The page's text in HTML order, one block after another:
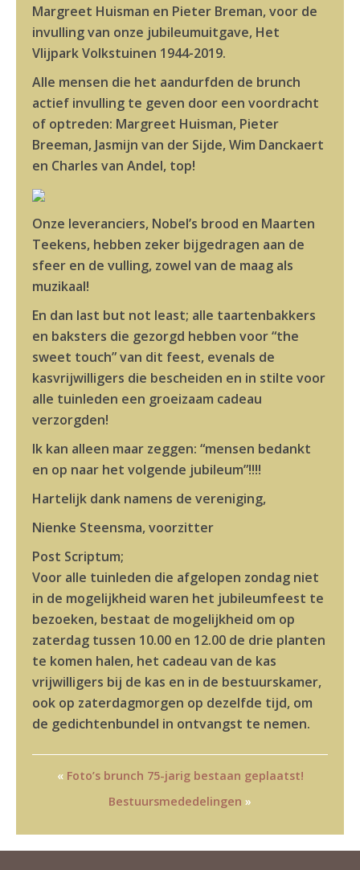
Margreet Huisman en Pieter Breman, voor de
invulling van onze jubileumuitgave, Het
Vlijpark Volkstuinen 1944-2019.
Alle mensen die het aandurfden de brunch
actief invulling te geven door een voordracht
of optreden: Margreet Huisman, Pieter
Breeman, Jasmijn van der Sijde, Wim Danckaert
en Charles van Andel, top!
Onze leveranciers, Nobel’s brood en Maarten
Teekens, hebben zeker bijgedragen aan de
sfeer en de vulling, zowel van de maag als
muzikaal!
En dan last but not least; alle taartenbakkers
en baksters die gezorgd hebben voor “the
sweet touch” van dit feest, evenals de
kasvrijwilligers die bescheiden en in stilte voor
alle tuinleden een groeizaam cadeau
verzorgden!
Ik kan alleen maar zeggen: “mensen bedankt
en op naar het volgende jubileum”!!!!
Hartelijk dank namens de vereniging,
Nienke Steensma, voorzitter
Post Scriptum;
Voor alle tuinleden die afgelopen zondag niet
in de mogelijkheid waren het jubileumfeest te
bezoeken, bestaat de mogelijkheid om op
zaterdag tussen 10.00 en 12.00 de drie planten
te komen halen, het cadeau van de kas
vrijwilligers bij de kas en in de bestuurskamer,
ook op zaterdagmorgen op dezelfde tijd, om
de gedichtenbundel in ontvangst te nemen.
« Foto’s brunch 75-jarig bestaan geplaatst!
Bestuursmededelingen »